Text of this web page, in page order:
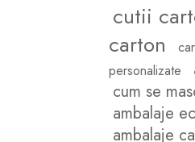
cutii
carton
personalizate
cum se
ambalaje
ambalaje